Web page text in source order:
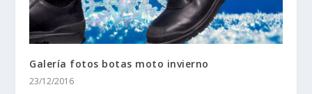
Galería fotos botas moto invierno
23/12/2016